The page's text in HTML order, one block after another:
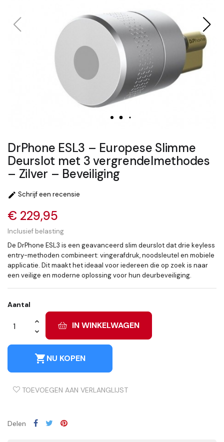
DrPhone ESL3 – Europese Slimme
Deurslot met 3 vergrendelmethodes
– Zilver – Beveiliging
 Schrijf een recensie
€ 229,95
Inclusief belasting
De DrPhone ESL3 is een geavanceerd slim deurslot dat drie keyless
entry-methoden combineert: vingerafdruk, noodsleutel en mobiele
applicatie. Dit maakt het ideaal voor iedereen die op zoek is naar
een veilige en moderne oplossing voor hun deurbeveiliging.
Aantal
IN WINKELWAGEN
shopping_cartNU KOPEN
TOEVOEGEN AAN VERLANGLIJST
Delen